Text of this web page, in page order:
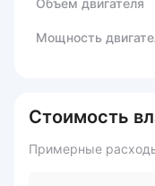
Объем двигателя
Мощность
Стоимость
Примерные